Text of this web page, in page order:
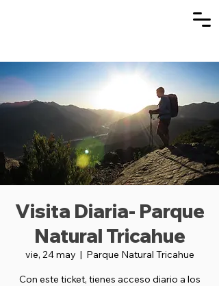
Visita Diaria- Parque
Natural Tricahue
vie, 24 may
  |
Parque Natural Tricahue
Con este ticket, tienes acceso diario a los